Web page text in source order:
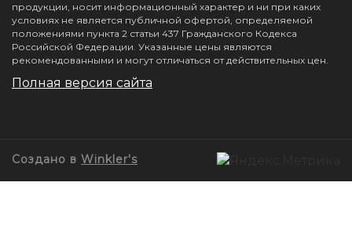
продукции, носит информационный характер и ни при каких
условиях не является публичной офертой, определяемой
положениями пункта 2 статьи 437 Гражданского Кодекса
Российской Федерации. Указанные цены являются
рекомендованными и могут отличаться от действительных цен.
Полная версия сайта
Создано в Winkler's